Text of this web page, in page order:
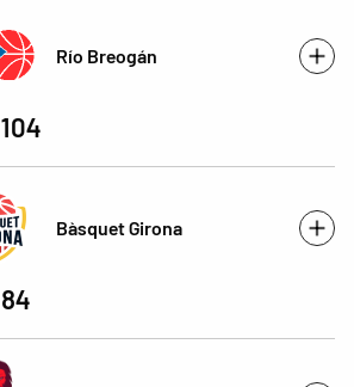
Río Breogán
104
Bàsquet Girona
84